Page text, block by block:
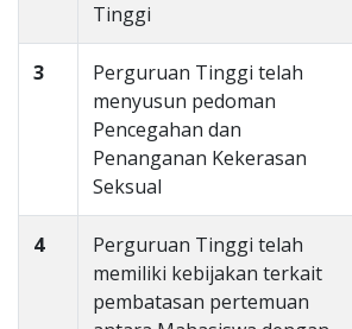
Tinggi
3
Perguruan Tinggi telah
menyusun pedoman
Pencegahan dan
Penanganan Kekerasan
Seksual
4
Perguruan Tinggi telah
memiliki kebijakan terkait
pembatasan pertemuan